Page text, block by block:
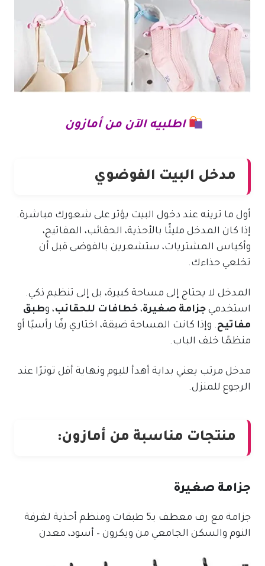
اطلبيه الآن من أمازون
مدخل البيت الفوضوي
أول ما ترينه عند دخول البيت يؤثر على شعورك مباشرة.
إذا كان المدخل مليئًا بالأحذية، الحقائب، المفاتيح،
وأكياس المشتريات، ستشعرين بالفوضى قبل أن
تخلعي حذاءك.
المدخل لا يحتاج إلى مساحة كبيرة، بل إلى تنظيم ذكي.
استخدمي جزامة صغيرة، خطافات للحقائب، وطبق
مفاتيح. وإذا كانت المساحة ضيقة، اختاري رفًا رأسيًا أو
منظمًا خلف الباب.
مدخل مرتب يعني بداية أهدأ لليوم ونهاية أقل توترًا عند
الرجوع للمنزل.
منتجات مناسبة من أمازون:
جزامة صغيرة
جزامة مع رف معطف بـ5 طبقات ومنظم أحذية لغرفة
النوم والسكن الجامعي من ويكرون – أسود، معدن